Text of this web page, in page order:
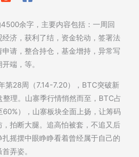
余字，主要内容包括：一周回
济，获利了结，资金轮动，签署法
请，整合持仓，基金增持，异常写
端，等。
第28周（7.14-7.20），BTC突破新
整理。山寨季行情悄然而至，BTC占
），山寨板块全面上扬，让筹码
拍断大腿。追高怕被套，不追又后
摇摆中眼睁睁看着曾经属于自己的
弄姿。